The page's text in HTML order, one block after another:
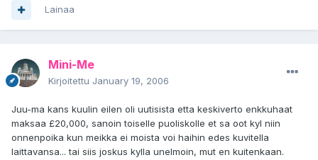
Lainaa
Mini-Me
Kirjoitettu January 19, 2006
Juu-ma kans kuulin eilen oli uutisista etta keskiverto enkkuhaat
maksaa £20,000, sanoin toiselle puoliskolle et sa oot kyl niin
onnenpoika kun meikka ei moista voi haihin edes kuvitella
laittavansa... tai siis joskus kylla unelmoin, mut en kuitenkaan.